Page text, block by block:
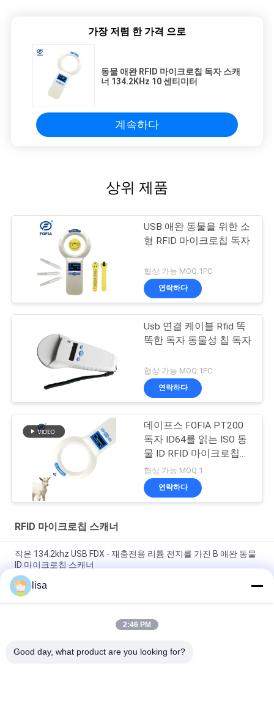
가장 저렴 한 가격 으로
동물 애완 RFID 마이크로칩 독자 스캐
너 134.2KHz 10 센티미터
계속하다
상위 제품
USB 애완 동물을 위한 소
형 RFID 마이크로칩 독자
협상 가능 MOQ:1PC
연락하다
Usb 연결 케이블 Rfid 똑
똑한 독자 동물성 칩 독자
협상 가능 MOQ:1PC
연락하다
데이프스 FOFIA PT200
독자 ID64를 읽는 ISO 동
물 ID RFID 마이크로칩
스캐너
협상 가능 MOQ:1
연락하다
RFID 마이크로칩 스캐너
작은 134.2khz USB FDX - 재충전용 리튬 전지를 가진 B 애완 동물
ID 마이크로칩 스캐너
가축 / 애완 식별을 위한 134.2대 킬로 헤르츠 RFID 마이크로칩 동
물 스캐너
소형 ICAR는 애완 동물 Rfid 독자 동물성 마이크로칩 읽는
lisa
2:46 PM
Good day, what product are you looking for?